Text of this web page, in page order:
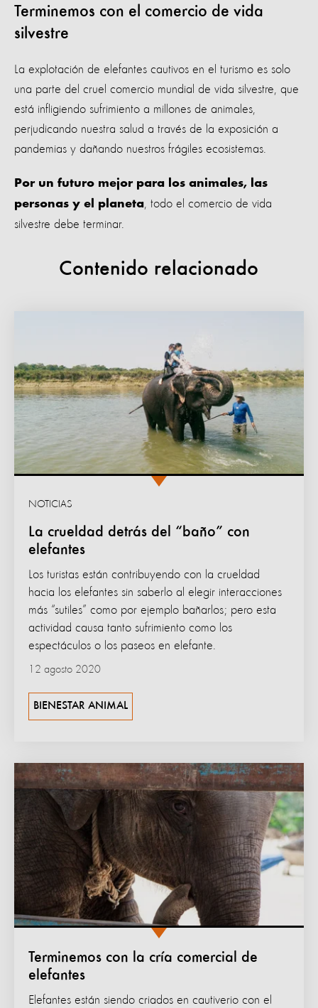
Terminemos con el comercio de vida
silvestre
La explotación de elefantes cautivos en el turismo es solo
una parte del cruel comercio mundial de vida silvestre, que
está infligiendo sufrimiento a millones de animales,
perjudicando nuestra salud a través de la exposición a
pandemias y dañando nuestros frágiles ecosistemas.
Por un futuro mejor para los animales, las
personas y el planeta , todo el comercio de vida
silvestre debe terminar.
Contenido relacionado
La crueldad detrás del “baño” con
elefantes
NOTICIAS
Los turistas están contribuyendo con la crueldad
hacia los elefantes sin saberlo al elegir interacciones
más “sutiles” como por ejemplo bañarlos; pero esta
actividad causa tanto sufrimiento como los
espectáculos o los paseos en elefante.
12 agosto 2020
BIENESTAR ANIMAL
Terminemos con la cría comercial de
elefantes
Elefantes están siendo criados en cautiverio con el